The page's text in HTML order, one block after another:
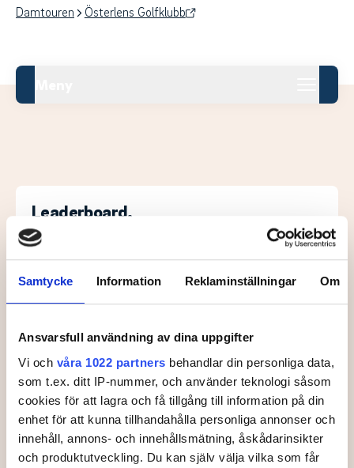
Samtycke Information Reklaminställningar Om
Ansvarsfull användning av dina uppgifter
Vi och våra 1022 partners behandlar din personliga data,
som t.ex. ditt IP-nummer, och använder teknologi såsom
cookies för att lagra och få tillgång till information på din
enhet för att kunna tillhandahålla personliga annonser och
innehåll, annons- och innehållsmätning, åskådarinsikter
och produktutveckling. Du kan själv välja vilka som får
Damtouren Österlens Golfklubb
Leaderboard.
T2 2 STRIDH, Moa -1
LUNDQVIST, Ebba -1
4 2 AUGUSTSSON, Wilma +3
5 2 BJÖRKMAN, Matilda +4